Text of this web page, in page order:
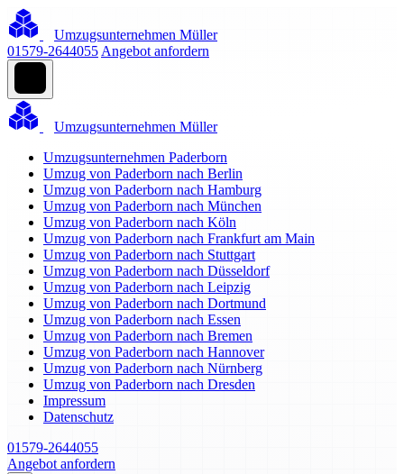
Umzugsunternehmen Müller
01579-2644055 Angebot anfordern
Umzugsunternehmen Müller
Umzugsunternehmen Paderborn
Umzug von Paderborn nach Berlin
Umzug von Paderborn nach Hamburg
Umzug von Paderborn nach München
Umzug von Paderborn nach Köln
Umzug von Paderborn nach Frankfurt am Main
Umzug von Paderborn nach Stuttgart
Umzug von Paderborn nach Düsseldorf
Umzug von Paderborn nach Leipzig
Umzug von Paderborn nach Dortmund
Umzug von Paderborn nach Essen
Umzug von Paderborn nach Bremen
Umzug von Paderborn nach Hannover
Umzug von Paderborn nach Nürnberg
Umzug von Paderborn nach Dresden
Impressum
Datenschutz
01579-2644055
Angebot anfordern